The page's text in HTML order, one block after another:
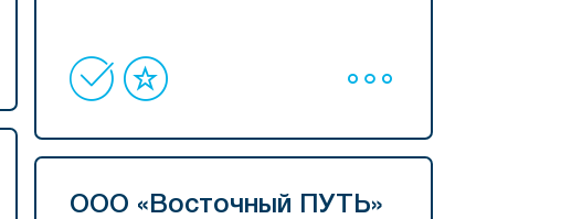
ООО «Восточный ПУТЬ»